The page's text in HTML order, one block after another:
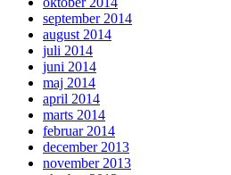
september 2014
august 2014
juli 2014
juni 2014
maj 2014
april 2014
marts 2014
februar 2014
december 2013
november 2013